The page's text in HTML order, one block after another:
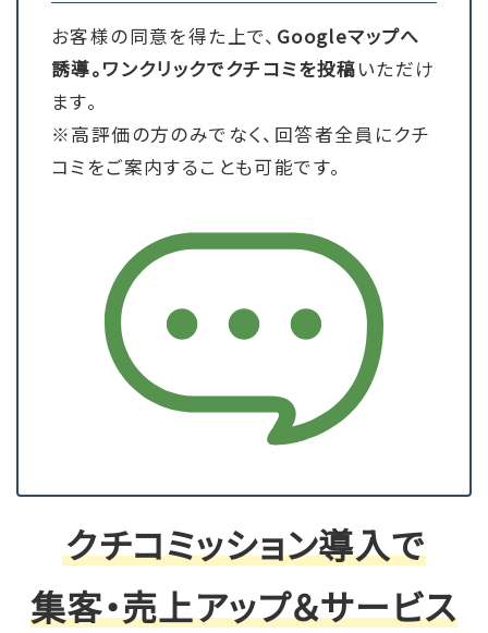
お客様の同意を得た上で、 Googleマップへ
誘導。ワンクリックでクチコミを投稿いただけ
ます。
※高評価の方のみでなく、回答者全員にクチ
コミをご案内することも可能です。
クチコミッション導入で
集客・売上アップ＆サービス